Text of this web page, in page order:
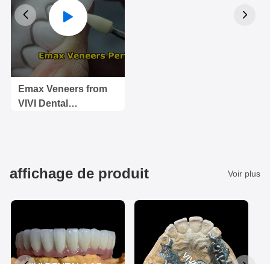
Emax Veneers from
VIVI Dental
full-serviced, ISO
affichage de produit Voir plus